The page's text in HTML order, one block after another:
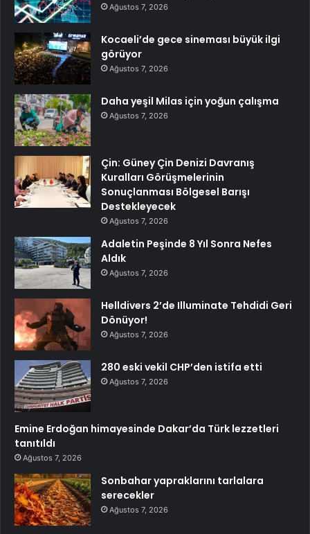
Ağustos 7, 2026
Kocaeli’de gece sineması büyük ilgi
görüyor
Ağustos 7, 2026
Daha yeşil Milas için yoğun çalışma
Ağustos 7, 2026
Çin: Güney Çin Denizi Davranış
Kuralları Görüşmelerinin
Sonuçlanması Bölgesel Barışı
Destekleyecek
Ağustos 7, 2026
Adaletin Peşinde 8 Yıl Sonra Nefes
Aldık
Ağustos 7, 2026
Helldivers 2’de Illuminate Tehdidi Geri
Dönüyor!
Ağustos 7, 2026
280 eski vekil CHP’den istifa etti
Ağustos 7, 2026
Emine Erdoğan himayesinde Dakar’da Türk lezzetleri
tanıtıldı
Ağustos 7, 2026
Sonbahar yapraklarını tarlalara
serecekler
Ağustos 7, 2026